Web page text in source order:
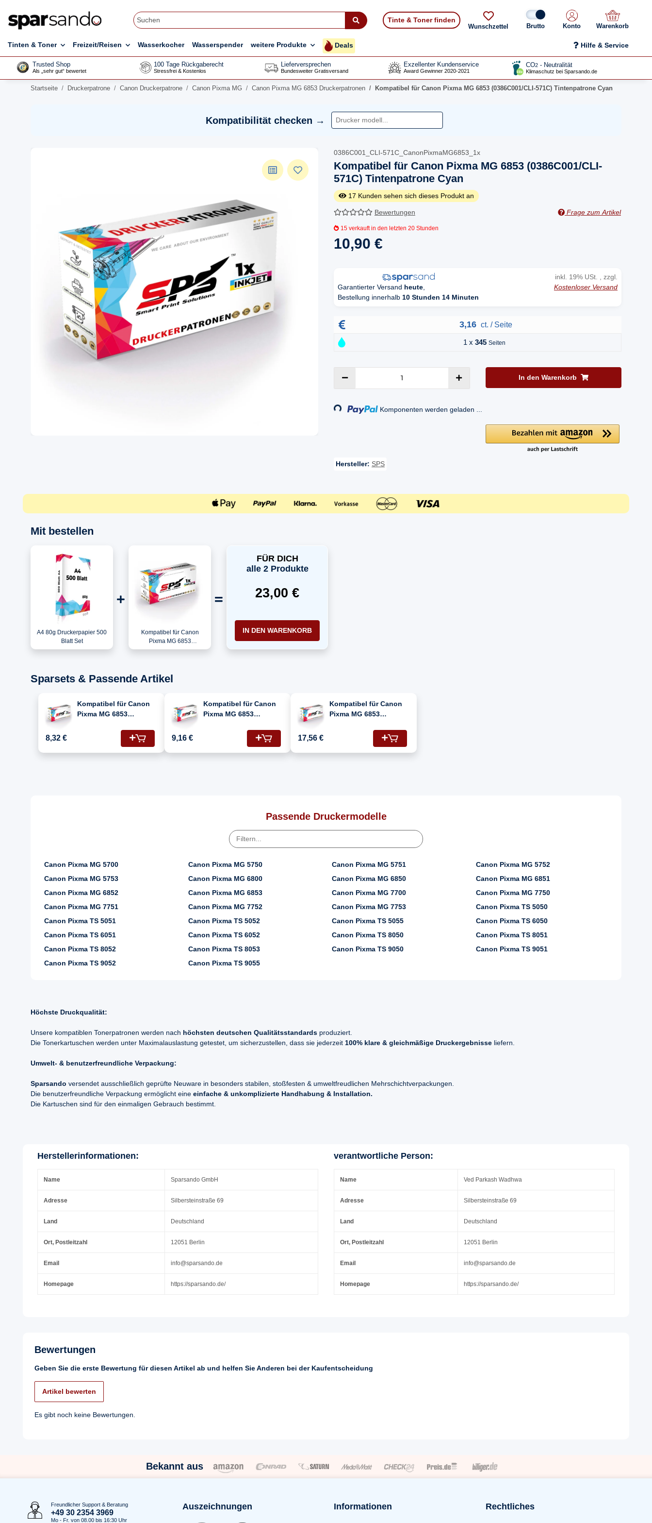
Tinte & Toner finden
Wunschzettel Konto Warenkorb
Tinten & Toner Freizeit/Reisen Wasserkocher Wasserspender weitere Produkte Deals Hilfe & Service
Trusted Shop
Als „sehr gut“ bewertet
100 Tage Rückgaberecht
Stressfrei & Kostenlos
Lieferversprechen
Bundesweiter Gratisversand
Exzellenter Kundenservice
Award Gewinner 2020-2021
CO2 - Neutralität
Klimaschutz bei Sparsando.de
Startseite Druckerpatrone Canon Druckerpatrone Canon Pixma MG Canon Pixma MG 6853 Druckerpatronen Kompatibel für Canon Pixma MG 6853 (0386C001/CLI-571C) Tintenpatrone Cyan
Kompatibilität checken →
0386C001_CLI-571C_CanonPixmaMG6853_1x
Kompatibel für Canon Pixma MG 6853 (0386C001/CLI-
571C) Tintenpatrone Cyan
17 Kunden sehen sich dieses Produkt an
Bewertungen Frage zum Artikel
15 verkauft in den letzten 20 Stunden
10,90 €
Garantierter Versand heute,
Bestellung innerhalb 10 Stunden 14 Minuten
inkl. 19% USt. , zzgl.
Kostenloser Versand
3,16 ct. / Seite
1 x 345 Seiten
In den Warenkorb
Loading... Komponenten werden geladen ...
Hersteller: SPS
Mit bestellen
A4 80g Druckerpapier 500
Blatt Set
Kompatibel für Canon
Pixma MG 6853
(0386C001/CLI-571C)
FÜR DICH
alle 2 Produkte
23,00 €
IN DEN WARENKORB
Sparsets & Passende Artikel
Kompatibel für Canon
Pixma MG 6853
Tintenpatrone Gelb
8,32 €
Kompatibel für Canon
Pixma MG 6853
Tintenpatrone Photo
Schwarz
9,16 €
Kompatibel für Canon
Pixma MG 6853
Tintenpatrone Schwarz
17,56 €
Passende Druckermodelle
Canon Pixma MG 5700 Canon Pixma MG 5750 Canon Pixma MG 5751
Canon Pixma MG 5752
Canon Pixma MG 5753
Canon Pixma MG 6800 Canon Pixma MG 6850
Canon Pixma MG 6851
Canon Pixma MG 6852
Canon Pixma MG 6853 Canon Pixma MG 7700
Canon Pixma MG 7750
Canon Pixma MG 7751
Canon Pixma MG 7752 Canon Pixma MG 7753
Canon Pixma TS 5050
Canon Pixma TS 5051
Canon Pixma TS 5052 Canon Pixma TS 5055
Canon Pixma TS 6050
Canon Pixma TS 6051
Canon Pixma TS 6052 Canon Pixma TS 8050
Canon Pixma TS 8051
Canon Pixma TS 8052
Canon Pixma TS 8053 Canon Pixma TS 9050
Canon Pixma TS 9051
Canon Pixma TS 9052
Canon Pixma TS 9055
Höchste Druckqualität:
Unsere kompatiblen Tonerpatronen werden nach höchsten deutschen Qualitätsstandards produziert.
Die Tonerkartuschen werden unter Maximalauslastung getestet, um sicherzustellen, dass sie jederzeit 100% klare & gleichmäßige Druckergebnisse liefern.
Umwelt- & benutzerfreundliche Verpackung:
Sparsando versendet ausschließlich geprüfte Neuware in besonders stabilen, stoßfesten & umweltfreudlichen Mehrschichtverpackungen.
Die benutzerfreundliche Verpackung ermöglicht eine einfache & unkomplizierte Handhabung & Installation.
Die Kartuschen sind für den einmaligen Gebrauch bestimmt.
Herstellerinformationen:
Name Sparsando GmbH
Adresse Silbersteinstraße 69
Land Deutschland
Ort, Postleitzahl 12051 Berlin
Email info@sparsando.de
Homepage https://sparsando.de/
verantwortliche Person:
Name Ved Parkash Wadhwa
Adresse Silbersteinstraße 69
Land Deutschland
Ort, Postleitzahl 12051 Berlin
Email info@sparsando.de
Homepage https://sparsando.de/
Bewertungen
Geben Sie die erste Bewertung für diesen Artikel ab und helfen Sie Anderen bei der Kaufentscheidung
Artikel bewerten
Es gibt noch keine Bewertungen.
Bekannt aus
Freundlicher Support & Beratung
+49 30 2354 3969
Mo - Fr. von 08.00 bis 16:30 Uhr
Auszeichnungen Informationen Rechtliches